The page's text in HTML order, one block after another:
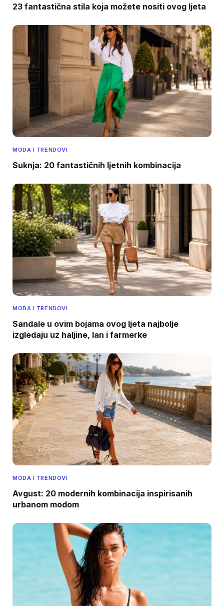
23 fantastična stila koja možete nositi ovog ljeta
MODA I TRENDOVI
Suknja: 20 fantastičnih ljetnih kombinacija
MODA I TRENDOVI
Sandale u ovim bojama ovog ljeta najbolje
izgledaju uz haljine, lan i farmerke
MODA I TRENDOVI
Avgust: 20 modernih kombinacija inspirisanih
urbanom modom